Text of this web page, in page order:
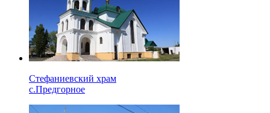
Стефаниевский храм
с.Предгорное